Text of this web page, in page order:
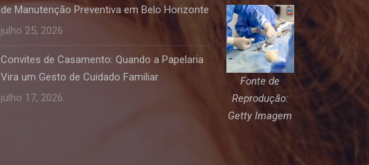
de Manutenção Preventiva em Belo Horizonte
julho 25, 2026
Convites de Casamento: Quando a Papelaria
Vira um Gesto de Cuidado Familiar
julho 17, 2026
Fonte de
Reprodução:
Getty Imagem